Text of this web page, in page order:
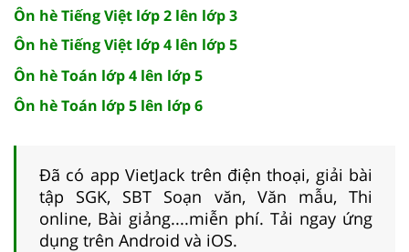
Ôn hè Tiếng Việt lớp 2 lên lớp 3
Ôn hè Tiếng Việt lớp 4 lên lớp 5
Ôn hè Toán lớp 4 lên lớp 5
Ôn hè Toán lớp 5 lên lớp 6
Đã có app VietJack trên điện thoại, giải bài
tập SGK, SBT Soạn văn, Văn mẫu, Thi
online, Bài giảng....miễn phí. Tải ngay ứng
dụng trên Android và iOS.